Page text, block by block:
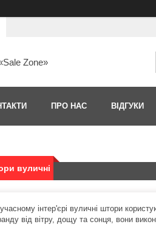
Zone»
ПРО НАС ВІДГУКИ
вуличні
інтер'єрі вуличні штори
від вітру, дощу та сонця, вони